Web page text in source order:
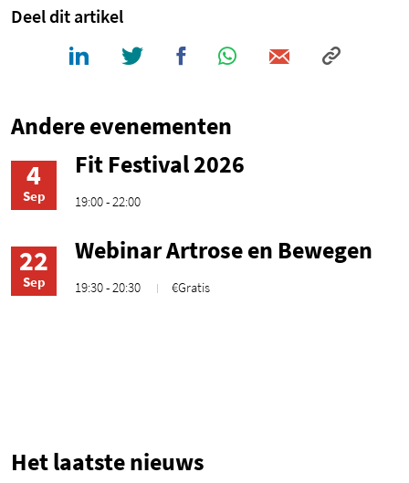
Deel dit artikel
Andere evenementen
4
Sep
Fit Festival 2026
19:00 - 22:00
22
Sep
Webinar Artrose en Bewegen
19:30 - 20:30 €Gratis
Het laatste nieuws